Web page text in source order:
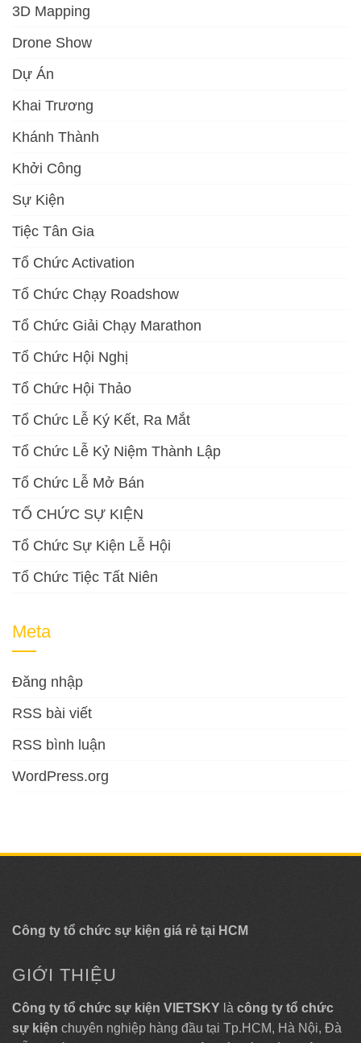
3D Mapping
Drone Show
Dự Án
Khai Trương
Khánh Thành
Khởi Công
Sự Kiện
Tiệc Tân Gia
Tổ Chức Activation
Tổ Chức Chạy Roadshow
Tổ Chức Giải Chạy Marathon
Tổ Chức Hội Nghị
Tổ Chức Hội Thảo
Tổ Chức Lễ Ký Kết, Ra Mắt
Tổ Chức Lễ Kỷ Niệm Thành Lập
Tổ Chức Lễ Mở Bán
TỔ CHỨC SỰ KIỆN
Tổ Chức Sự Kiện Lễ Hội
Tổ Chức Tiệc Tất Niên
Meta
Đăng nhập
RSS bài viết
RSS bình luận
WordPress.org
Công ty tổ chức sự kiện giá rẻ tại HCM
GIỚI THIỆU
Công ty tổ chức sự kiện VIETSKY là công ty tổ chức
sự kiện chuyên nghiệp hàng đầu tại Tp.HCM, Hà Nội, Đà